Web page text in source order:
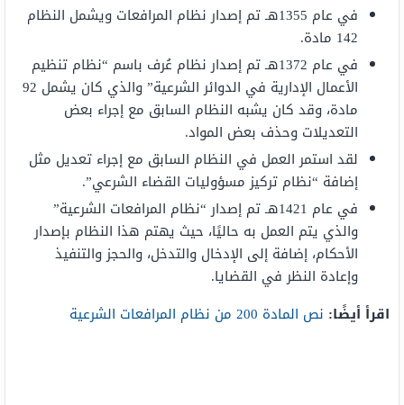
في عام 1355هـ تم إصدار نظام المرافعات ويشمل النظام
142 مادة.
في عام 1372هـ تم إصدار نظام عُرف باسم “نظام تنظيم
الأعمال الإدارية في الدوائر الشرعية” والذي كان يشمل 92
مادة، وقد كان يشبه النظام السابق مع إجراء بعض
التعديلات وحذف بعض المواد.
لقد استمر العمل في النظام السابق مع إجراء تعديل مثل
إضافة “نظام تركيز مسؤوليات القضاء الشرعي”.
في عام 1421هـ تم إصدار “نظام المرافعات الشرعية”
والذي يتم العمل به حاليًا، حيث يهتم هذا النظام بإصدار
الأحكام، إضافة إلى الإدخال والتدخل، والحجز والتنفيذ
وإعادة النظر في القضايا.
اقرأ أيضًا: نص المادة 200 من نظام المرافعات الشرعية